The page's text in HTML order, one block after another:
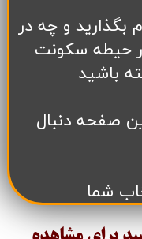
بگذارید و چه در
حیطه سکونت
باشید
صفحه دنبال
شما